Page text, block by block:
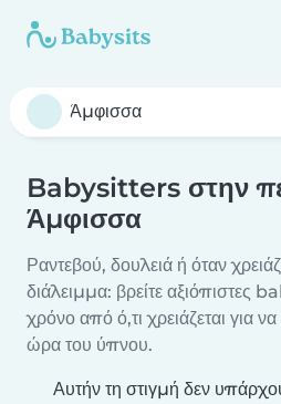
Babysitters στην
Άμφισσα
Ραντεβού, δουλειά ή όταν
διάλειμμα: βρείτε αξιόπιστες
χρόνο από ό,τι χρειάζεται για
ώρα του ύπνου.
Αυτήν τη στιγμή δεν